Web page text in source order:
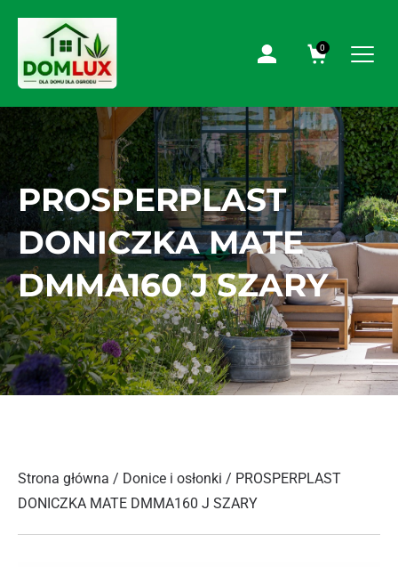
0
PROSPERPLAST
DONICZKA MATE
DMMA160 J SZARY
Strona główna / Donice i osłonki / PROSPERPLAST
DONICZKA MATE DMMA160 J SZARY